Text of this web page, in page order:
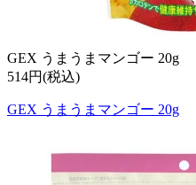
GEX うまうまマンゴー 20g
514円(税込)
GEX うまうまマンゴー 20g